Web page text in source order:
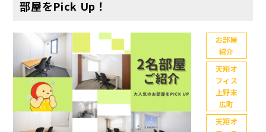
部屋をPick Up！
お部屋
紹介
天翔オ
フィス
上野末
広町
天翔オ